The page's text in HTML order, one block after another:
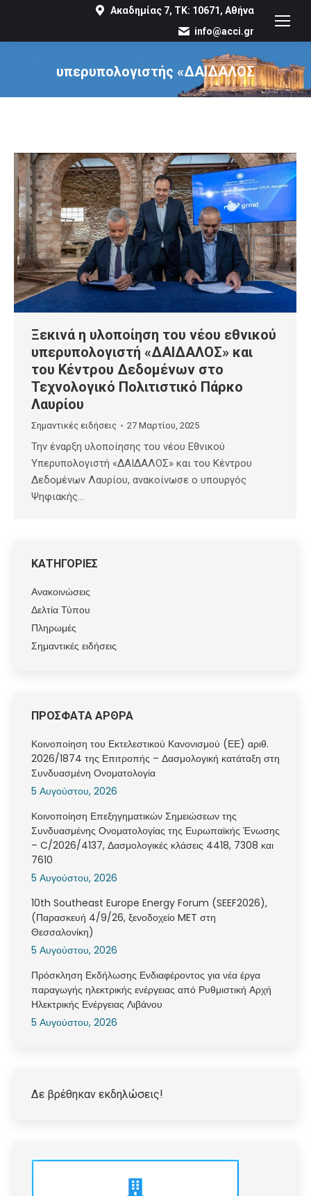
Ακαδημίας 7, ΤΚ: 10671, Αθήνα
info@acci.gr
υπερυπολογιστής «ΔΑΙΔΑΛΟΣ
You are here:
Ξεκινά η υλοποίηση του νέου εθνικού
υπερυπολογιστή «ΔΑΙΔΑΛΟΣ» και
του Κέντρου Δεδομένων στο
Τεχνολογικό Πολιτιστικό Πάρκο
Λαυρίου
Σημαντικές ειδήσεις 27 Μαρτίου, 2025
Την έναρξη υλοποίησης του νέου Εθνικού
Υπερυπολογιστή «ΔΑΙΔΑΛΟΣ» και του Κέντρου
Δεδομένων Λαυρίου, ανακοίνωσε ο υπουργός
Ψηφιακής…
ΚΑΤΗΓΟΡΙΕΣ
Ανακοινώσεις
Δελτία Τύπου
Πληρωμές
Σημαντικές ειδήσεις
ΠΡΟΣΦΑΤΑ ΑΡΘΡΑ
Κοινοποίηση του Εκτελεστικού Κανονισμού (ΕΕ) αριθ.
2026/1874 της Επιτροπής – Δασμολογική κατάταξη στη
Συνδυασμένη Ονοματολογία
5 Αυγούστου, 2026
Κοινοποίηση Επεξηγηματικών Σημειώσεων της
Συνδυασμένης Ονοματολογίας της Ευρωπαϊκής Ένωσης
– C/2026/4137, Δασμολογικές κλάσεις 4418, 7308 και
7610
5 Αυγούστου, 2026
10th Southeast Europe Energy Forum (SEEF2026),
(Παρασκευή 4/9/26, ξενοδοχείο MET στη
Θεσσαλονίκη)
5 Αυγούστου, 2026
Πρόσκληση Εκδήλωσης Ενδιαφέροντος για νέα έργα
παραγωγής ηλεκτρικής ενέργειας από Ρυθμιστική Αρχή
Ηλεκτρικής Ενέργειας Λιβάνου
5 Αυγούστου, 2026
Δε βρέθηκαν εκδηλώσεις!